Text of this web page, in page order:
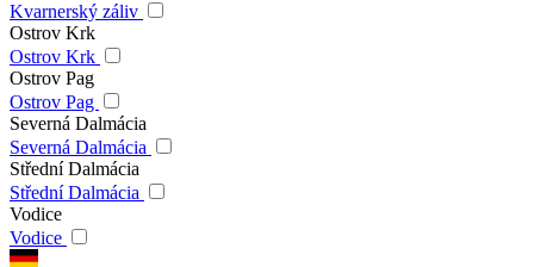
Kvarnerský záliv
Ostrov Krk
Ostrov Krk
Ostrov Pag
Ostrov Pag
Severná Dalmácia
Severná Dalmácia
Střední Dalmácia
Střední Dalmácia
Vodice
Vodice